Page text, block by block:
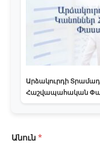
Արձակուրդի
Հաշվապահական
Հ
Անուն*